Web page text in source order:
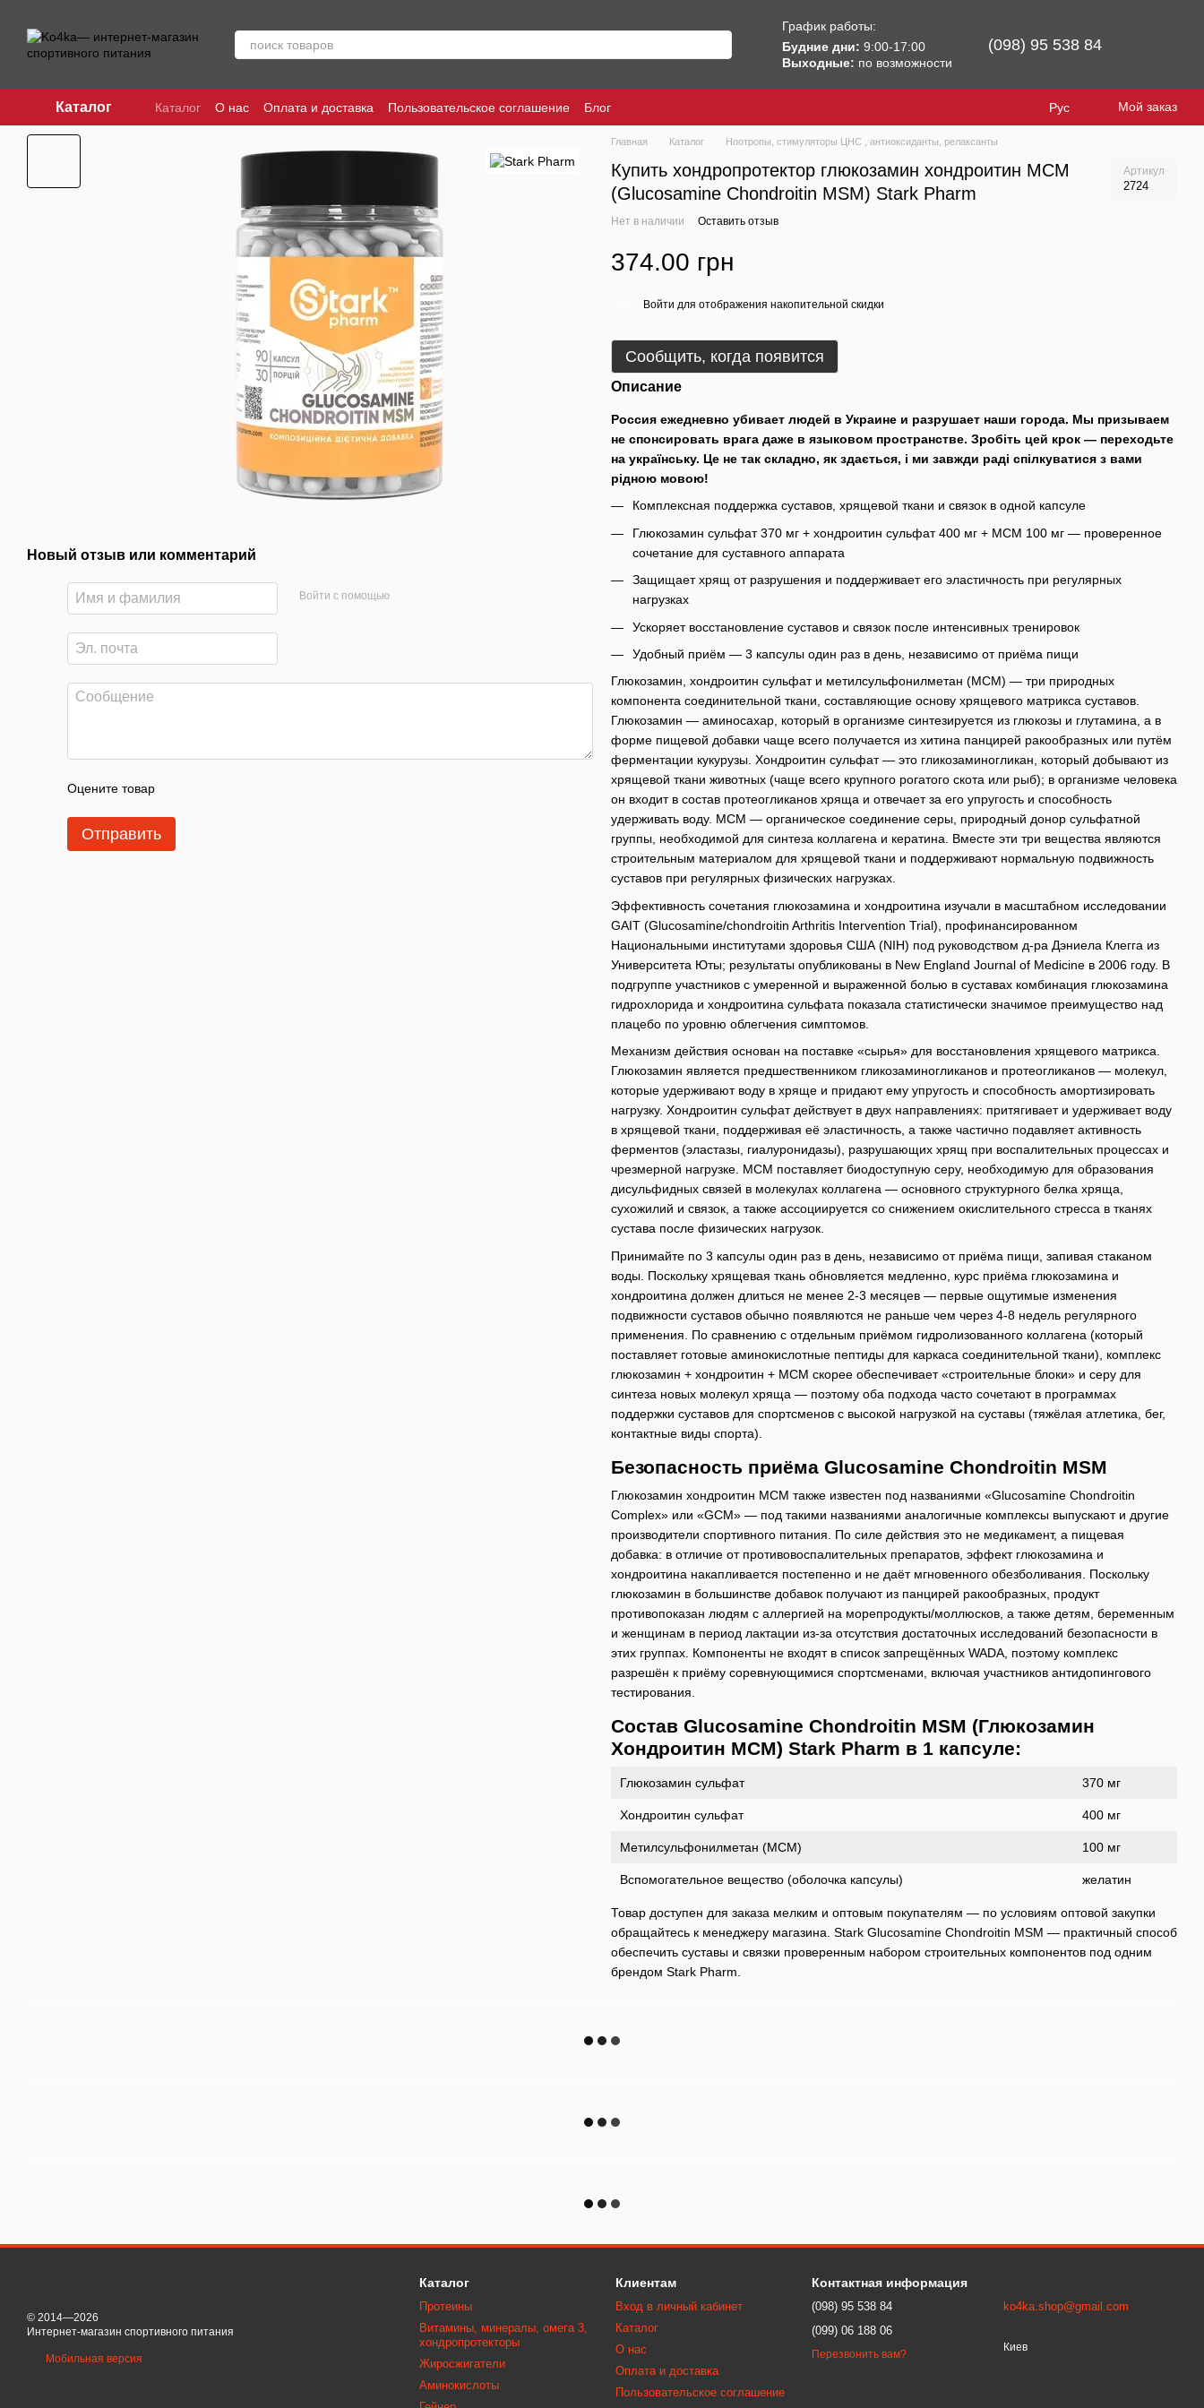
График работы:
Будние дни: 9:00-17:00
Выходные: по возможности
(098) 95 538 84
Каталог Каталог О нас Оплата и доставка Пользовательское соглашение Блог Рус Мой заказ
Новый отзыв или комментарий
Войти с помощью
Оцените товар
Отправить
Главная Каталог Ноотропы, стимуляторы ЦНС , антиоксиданты, релаксанты
Купить хондропротектор глюкозамин хондроитин МСМ
(Glucosamine Chondroitin MSM) Stark Pharm
Артикул
2724
Нет в наличии Оставить отзыв
374.00 грн
Войти для отображения накопительной скидки
Сообщить, когда появится
Описание
Россия ежедневно убивает людей в Украине и разрушает наши города. Мы призываем
не спонсировать врага даже в языковом пространстве. Зробіть цей крок — переходьте
на українську. Це не так складно, як здається, і ми завжди раді спілкуватися з вами
рідною мовою!
Комплексная поддержка суставов, хрящевой ткани и связок в одной капсуле
Глюкозамин сульфат 370 мг + хондроитин сульфат 400 мг + МСМ 100 мг — проверенное
сочетание для суставного аппарата
Защищает хрящ от разрушения и поддерживает его эластичность при регулярных
нагрузках
Ускоряет восстановление суставов и связок после интенсивных тренировок
Удобный приём — 3 капсулы один раз в день, независимо от приёма пищи
Глюкозамин, хондроитин сульфат и метилсульфонилметан (МСМ) — три природных
компонента соединительной ткани, составляющие основу хрящевого матрикса суставов.
Глюкозамин — аминосахар, который в организме синтезируется из глюкозы и глутамина, а в
форме пищевой добавки чаще всего получается из хитина панцирей ракообразных или путём
ферментации кукурузы. Хондроитин сульфат — это гликозаминогликан, который добывают из
хрящевой ткани животных (чаще всего крупного рогатого скота или рыб); в организме человека
он входит в состав протеогликанов хряща и отвечает за его упругость и способность
удерживать воду. МСМ — органическое соединение серы, природный донор сульфатной
группы, необходимой для синтеза коллагена и кератина. Вместе эти три вещества являются
строительным материалом для хрящевой ткани и поддерживают нормальную подвижность
суставов при регулярных физических нагрузках.
Эффективность сочетания глюкозамина и хондроитина изучали в масштабном исследовании
GAIT (Glucosamine/chondroitin Arthritis Intervention Trial), профинансированном
Национальными институтами здоровья США (NIH) под руководством д-ра Дэниела Клегга из
Университета Юты; результаты опубликованы в New England Journal of Medicine в 2006 году. В
подгруппе участников с умеренной и выраженной болью в суставах комбинация глюкозамина
гидрохлорида и хондроитина сульфата показала статистически значимое преимущество над
плацебо по уровню облегчения симптомов.
Механизм действия основан на поставке «сырья» для восстановления хрящевого матрикса.
Глюкозамин является предшественником гликозаминогликанов и протеогликанов — молекул,
которые удерживают воду в хряще и придают ему упругость и способность амортизировать
нагрузку. Хондроитин сульфат действует в двух направлениях: притягивает и удерживает воду
в хрящевой ткани, поддерживая её эластичность, а также частично подавляет активность
ферментов (эластазы, гиалуронидазы), разрушающих хрящ при воспалительных процессах и
чрезмерной нагрузке. МСМ поставляет биодоступную серу, необходимую для образования
дисульфидных связей в молекулах коллагена — основного структурного белка хряща,
сухожилий и связок, а также ассоциируется со снижением окислительного стресса в тканях
сустава после физических нагрузок.
Принимайте по 3 капсулы один раз в день, независимо от приёма пищи, запивая стаканом
воды. Поскольку хрящевая ткань обновляется медленно, курс приёма глюкозамина и
хондроитина должен длиться не менее 2-3 месяцев — первые ощутимые изменения
подвижности суставов обычно появляются не раньше чем через 4-8 недель регулярного
применения. По сравнению с отдельным приёмом гидролизованного коллагена (который
поставляет готовые аминокислотные пептиды для каркаса соединительной ткани), комплекс
глюкозамин + хондроитин + МСМ скорее обеспечивает «строительные блоки» и серу для
синтеза новых молекул хряща — поэтому оба подхода часто сочетают в программах
поддержки суставов для спортсменов с высокой нагрузкой на суставы (тяжёлая атлетика, бег,
контактные виды спорта).
Безопасность приёма Glucosamine Chondroitin MSM
Глюкозамин хондроитин МСМ также известен под названиями «Glucosamine Chondroitin
Complex» или «GCM» — под такими названиями аналогичные комплексы выпускают и другие
производители спортивного питания. По силе действия это не медикамент, а пищевая
добавка: в отличие от противовоспалительных препаратов, эффект глюкозамина и
хондроитина накапливается постепенно и не даёт мгновенного обезболивания. Поскольку
глюкозамин в большинстве добавок получают из панцирей ракообразных, продукт
противопоказан людям с аллергией на морепродукты/моллюсков, а также детям, беременным
и женщинам в период лактации из-за отсутствия достаточных исследований безопасности в
этих группах. Компоненты не входят в список запрещённых WADA, поэтому комплекс
разрешён к приёму соревнующимися спортсменами, включая участников антидопингового
тестирования.
Состав Glucosamine Chondroitin MSM (Глюкозамин
Хондроитин МСМ) Stark Pharm в 1 капсуле:
Глюкозамин сульфат 370 мг
Хондроитин сульфат 400 мг
Метилсульфонилметан (МСМ) 100 мг
Вспомогательное вещество (оболочка капсулы) желатин
Товар доступен для заказа мелким и оптовым покупателям — по условиям оптовой закупки
обращайтесь к менеджеру магазина. Stark Glucosamine Chondroitin MSM — практичный способ
обеспечить суставы и связки проверенным набором строительных компонентов под одним
брендом Stark Pharm.
© 2014—2026
Интернет-магазин спортивного питания
Мобильная версия
Каталог
Протеины
Витамины, минералы, омега 3,
хондропротекторы
Жиросжигатели
Аминокислоты
Клиентам
Вход в личный кабинет
Каталог
О нас
Оплата и доставка
Пользовательское соглашение
Контактная информация
(098) 95 538 84
(099) 06 188 06
Перезвонить вам?
ko4ka.shop@gmail.com
Киев